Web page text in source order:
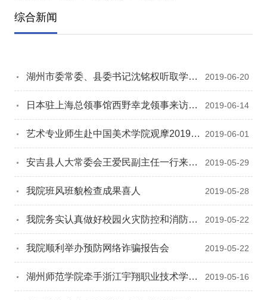
综合新闻
湖州市委常委、县委书记沈铭权听取学院
2019-06-20
日本驻上海总领事馆西野幸龙领事来访我
2019-06-14
艺术专业师生赴中国美术学院观摩2019届
2019-06-01
安吉县人大常委会王爱民副主任一行来校
2019-05-29
我院班风班貌检查成果喜人 2019-05-28
我院务实认真做好校园火灾防控和消防安
2019-05-22
我院顺利举办预防网络诈骗报告会 2019-05-22
湖州师范学院牵手浙江宇翔职业技术学院
2019-05-16